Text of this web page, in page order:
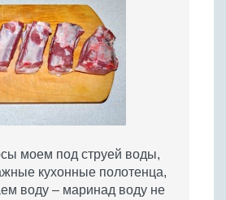
моем под струей воды,
кухонные полотенца,
воду – маринад воду не